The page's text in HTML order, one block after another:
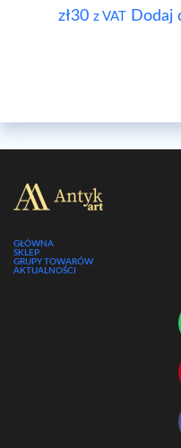
zł30 z VAT Dodaj
GŁÓWNA
SKLEP
GRUPY TOWARÓW
AKTUALNOŚCI